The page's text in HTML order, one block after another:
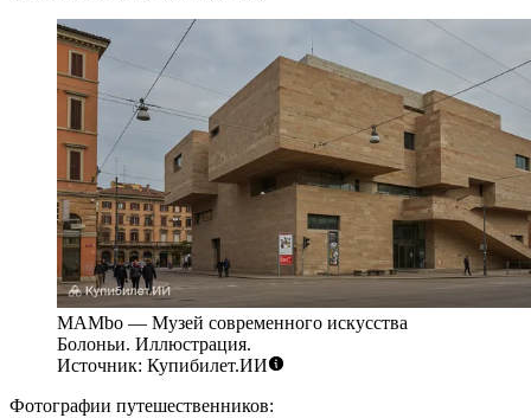
MAMbo — Музей современного искусства
Болоньи. Иллюстрация.
Источник: Купибилет.ИИ
Фотографии путешественников: